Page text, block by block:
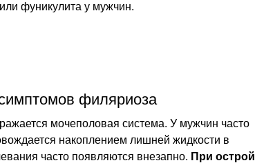
фуникулита у мужчин.
филяриоза
мочеполовая система. У мужчин часто
накоплением лишней жидкости в
часто появляются внезапно. При острой